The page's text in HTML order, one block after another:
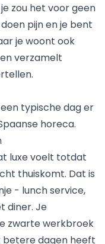
zou het voor geen
pijn en je bent
je woont ook
verzamelt
typische dag er
horeca.
luxe voelt totdat
thuiskomt. Dat is
- lunch service,
diner. Je
zwarte werkbroek
dagen heeft